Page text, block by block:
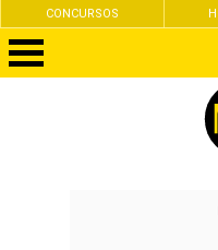
CONCURSOS